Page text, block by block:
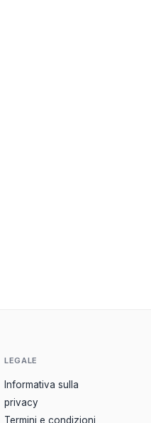
LEGALE
Informativa sulla
privacy
Termini e condizioni